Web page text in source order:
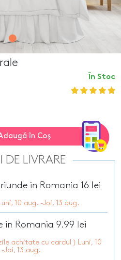
În Stoc
în Coş
DE LIVRARE
in Romania 16 lei
10 aug. -Joi, 13 aug.
in Romania 9.99 lei
achitate cu cardul ) Luni, 10
Joi, 13 aug.